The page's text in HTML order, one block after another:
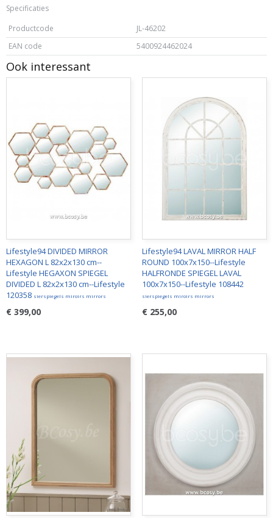
Specificaties
Productcode
JL-46202
EAN code
5400924462024
Ook interessant
Lifestyle94 DIVIDED MIRROR
HEXAGON L 82x2x130 cm--
Lifestyle HEGAXON SPIEGEL
DIVIDED L 82x2x130 cm--Lifestyle
120358 sierspiegels miroirs mirrors
€ 399,00
Lifestyle94 LAVAL MIRROR HALF
ROUND 100x7x150--Lifestyle
HALFRONDE SPIEGEL LAVAL
100x7x150--Lifestyle 108442
sierspiegels miroirs mirrors
€ 255,00